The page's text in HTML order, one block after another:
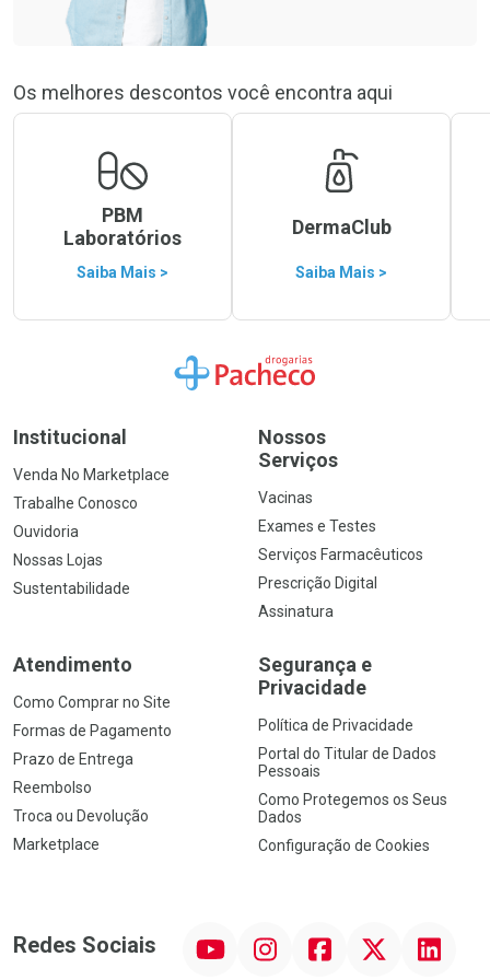
Os melhores descontos você encontra aqui
PBM
Laboratórios
Saiba Mais >
DermaClub
Saiba Mais >
Ir para a Home
Institucional
Venda No Marketplace
Trabalhe Conosco
Ouvidoria
Nossas Lojas
Sustentabilidade
Nossos
Serviços
Vacinas
Exames e Testes
Serviços Farmacêuticos
Prescrição Digital
Assinatura
Atendimento
Como Comprar no Site
Formas de Pagamento
Prazo de Entrega
Reembolso
Troca ou Devolução
Marketplace
Segurança e
Privacidade
Política de Privacidade
Portal do Titular de Dados
Pessoais
Como Protegemos os Seus
Dados
Configuração de Cookies
Redes Sociais InstagramFacebook Linkedin